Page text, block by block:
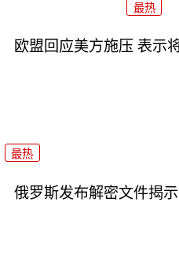
最热
欧盟回应美方施压 表示
最热
俄罗斯发布解密文件揭